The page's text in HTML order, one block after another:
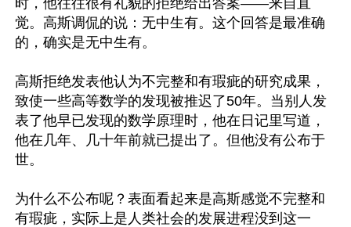
觉。高斯调侃的说：无中生有。这个回答是最准确
的，确实是无中生有。
高斯拒绝发表他认为不完整和有瑕疵的研究成果，
致使一些高等数学的发现被推迟了50年。当别人发
表了他早已发现的数学原理时，他在日记里写道，
他在几年、几十年前就已提出了。但他没有公布于
世。
为什么不公布呢？表面看起来是高斯感觉不完整和
有瑕疵，实际上是人类社会的发展进程没到这一